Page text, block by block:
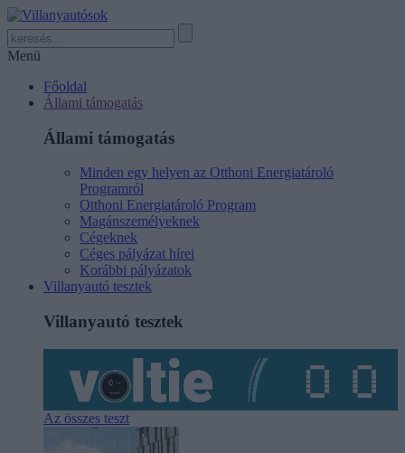
Menü
Főoldal
Állami támogatás
Állami támogatás
Minden egy helyen az Otthoni Energiatároló
Programról
Otthoni Energiatároló Program
Magánszemélyeknek
Cégeknek
Céges pályázat hírei
Korábbi pályázatok
Villanyautó tesztek
Villanyautó tesztek
Az összes teszt